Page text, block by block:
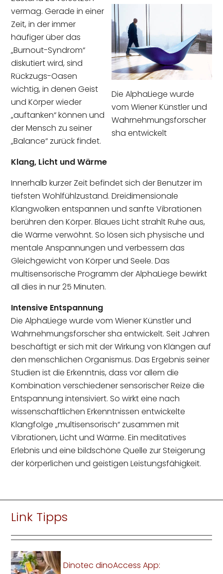
Die AlphaLiege wurde
vom Wiener Künstler und
Wahrnehmungsforscher
sha entwickelt
vermag. Gerade in einer
Zeit, in der immer
häufiger über das
„Burnout-Syndrom“
diskutiert wird, sind
Rückzugs-Oasen
wichtig, in denen Geist
und Körper wieder
„auftanken“ können und
der Mensch zu seiner
„Balance“ zurück findet.
Klang, Licht und Wärme
Innerhalb kurzer Zeit befindet sich der Benutzer im
tiefsten Wohlfühlzustand. Dreidimensionale
Klangwolken entspannen und sanfte Vibrationen
berühren den Körper. Blaues Licht strahlt Ruhe aus,
die Wärme verwöhnt. So lösen sich physische und
mentale Anspannungen und verbessern das
Gleichgewicht von Körper und Seele. Das
multisensorische Programm der AlphaLiege bewirkt
all dies in nur 25 Minuten.
Intensive Entspannung
Die AlphaLiege wurde vom Wiener Künstler und
Wahrnehmungsforscher sha entwickelt. Seit Jahren
beschäftigt er sich mit der Wirkung von Klängen auf
den menschlichen Organismus. Das Ergebnis seiner
Studien ist die Erkenntnis, dass vor allem die
Kombination verschiedener sensorischer Reize die
Entspannung intensiviert. So wirkt eine nach
wissenschaftlichen Erkenntnissen entwickelte
Klangfolge „multisensorisch“ zusammen mit
Vibrationen, Licht und Wärme. Ein meditatives
Erlebnis und eine bildschöne Quelle zur Steigerung
der körperlichen und geistigen Leistungsfähigkeit.
Link Tipps
Dinotec dinoAccess App: